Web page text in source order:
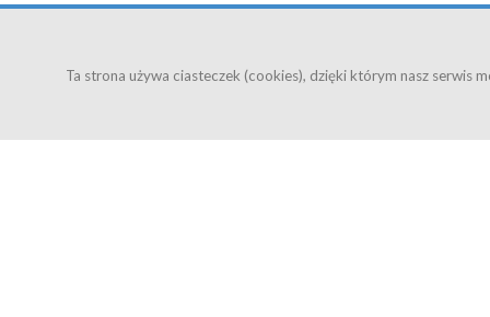
Ta strona używa ciasteczek (cookies), dzięki którym nasz serwis
obniża